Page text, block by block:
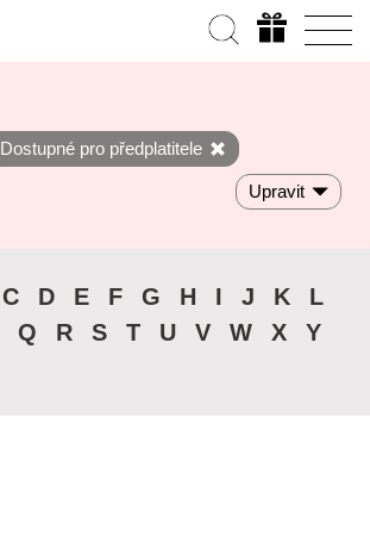
Dostupné pro předplatitele
Upravit
C D E F G H I J K
L
Q R S T U V W X
Y